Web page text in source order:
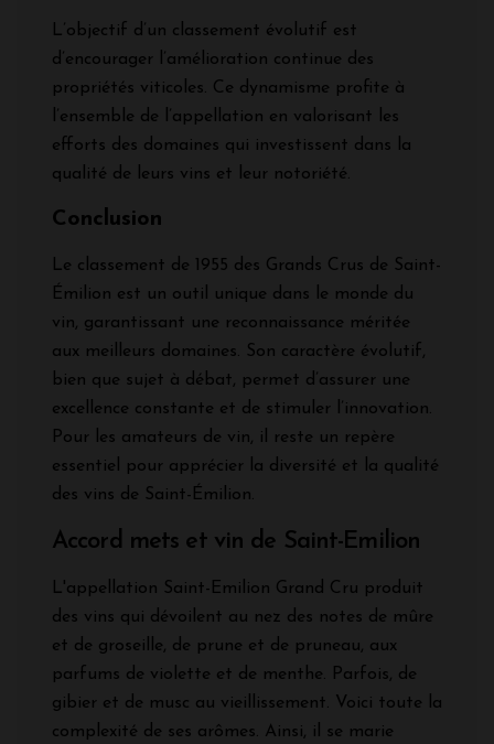
L’objectif d’un classement évolutif est
d’encourager l’amélioration continue des
propriétés viticoles. Ce dynamisme profite à
l’ensemble de l’appellation en valorisant les
efforts des domaines qui investissent dans la
qualité de leurs vins et leur notoriété.
Conclusion
Le classement de 1955 des Grands Crus de Saint-
Émilion est un outil unique dans le monde du
vin, garantissant une reconnaissance méritée
aux meilleurs domaines. Son caractère évolutif,
bien que sujet à débat, permet d’assurer une
excellence constante et de stimuler l’innovation.
Pour les amateurs de vin, il reste un repère
essentiel pour apprécier la diversité et la qualité
des vins de Saint-Émilion.
Accord mets et vin de Saint-Emilion
L'appellation Saint-Emilion Grand Cru produit
des vins qui dévoilent au nez des notes de mûre
et de groseille, de prune et de pruneau, aux
parfums de violette et de menthe. Parfois, de
gibier et de musc au vieillissement. Voici toute la
complexité de ses arômes. Ainsi, il se marie